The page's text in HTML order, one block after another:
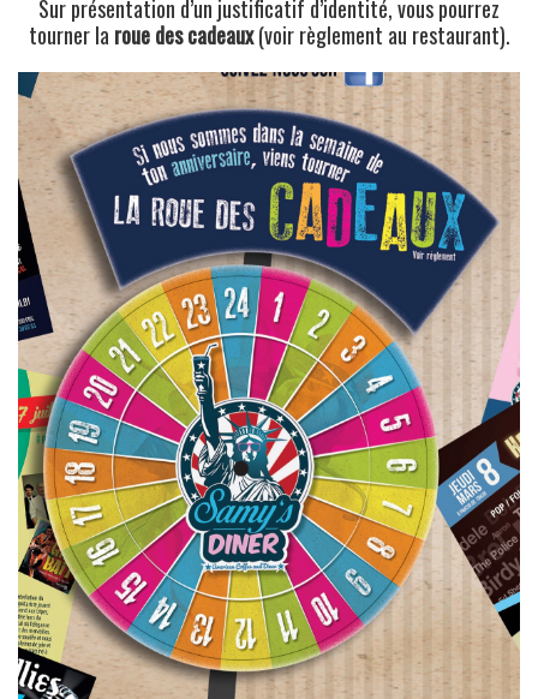
Sur présentation d’un justificatif d’identité, vous pourrez
tourner la roue des cadeaux(voir règlement au restaurant).